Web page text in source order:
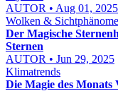
AUTOR • Aug 01, 2025
Wolken &
Der Magische
Sternen
AUTOR • Jun 29, 2025
Klimatrends
Die Magie des Monats